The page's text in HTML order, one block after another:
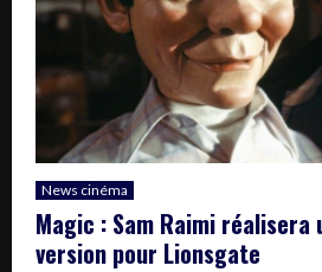
News cinéma
Magic : Sam Raimi réalisera
version pour Lionsgate